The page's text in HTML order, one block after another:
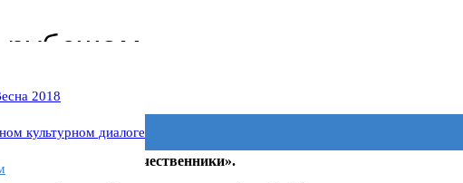
2018
культурном диалоге
рубежом
«Юные соотечественники».